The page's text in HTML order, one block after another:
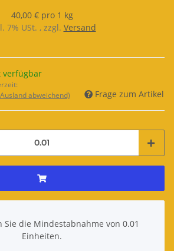
40,00 € pro 1 kg
7% USt. , zzgl. Versand
verfügbar
abweichend) Frage zum Artikel
Sie die Mindestabnahme von 0.01
Einheiten.